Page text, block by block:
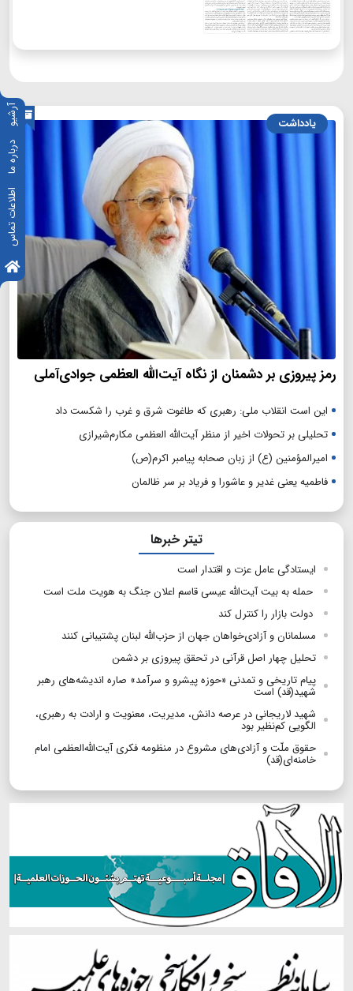
آرشیو
درباره ما
اطلاعات تماس
یادداشت
رمز پیروزی بر دشمنان از نگاه آیت‌الله العظمی جوادی‌آملی
این است انقلاب ملی: رهبری که طاغوت شرق و غرب را شکست داد
تحلیلی بر تحولات اخیر از منظر آیت‌الله العظمی مکارم‌شیرازی
امیرالمؤمنین (ع) از زبان صحابه پیامبر اکرم(ص)
فاطمیه یعنی غدیر و عاشورا و فریاد بر سر ظالمان
تیتر خبرها
ایستادگی عامل عزت و اقتدار است
حمله به بیت آیت‌الله عیسی قاسم اعلان جنگ به هویت ملت است
دولت بازار را کنترل کند
مسلمانان و آزادی‌خواهان جهان از حزب‌الله لبنان پشتیبانی کنند
تحلیل چهار اصل قرآنی در تحقق پیروزی بر دشمن
پیام تاریخی و تمدنی «حوزه پیشرو و سرآمد» صاره اندیشه‌های رهبر
شهید(قد) است
شهید لاریجانی در عرصه دانش، مدیریت، معنویت و ارادت به رهبری،
الگویی کم‌نظیر بود
حقوق ملّت و آزادی‌های مشروع در منظومه فکری آیت‌الله‌العظمی امام
خامنه‌ای(قد)